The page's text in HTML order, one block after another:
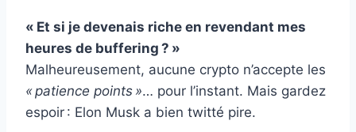
« Et si je devenais riche en revendant mes
heures de buffering ? »
Malheureusement, aucune crypto n’accepte les
« patience points »… pour l’instant. Mais gardez
espoir : Elon Musk a bien twitté pire.